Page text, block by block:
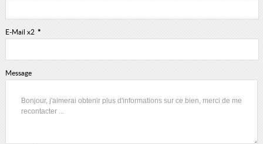
E-Mail x2 *
Message